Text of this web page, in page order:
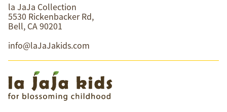
la JaJa Collection
5530 Rickenbacker Rd,
Bell, CA 90201
info@laJaJakids.com